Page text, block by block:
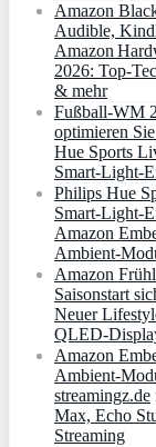
Amazon
Audible,
Amazon
2026: Top-
& mehr
Fußball-WM
optimieren
Hue Sports
Philips Hue
Amazon
Amazon
Saisonstart
Neuer
Amazon
streamingz.de
Max, Echo
Streaming